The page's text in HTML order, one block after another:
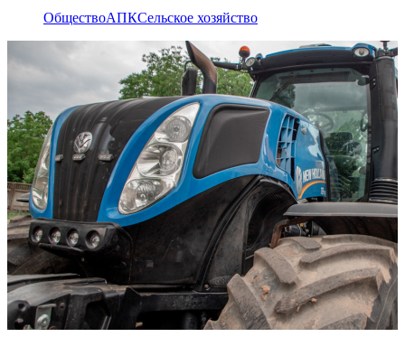
ОбществоАПКСельское хозяйство